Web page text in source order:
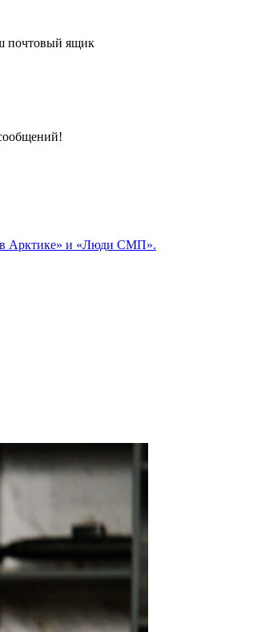
почтовый ящик
в Арктике» и «Люди СМП».